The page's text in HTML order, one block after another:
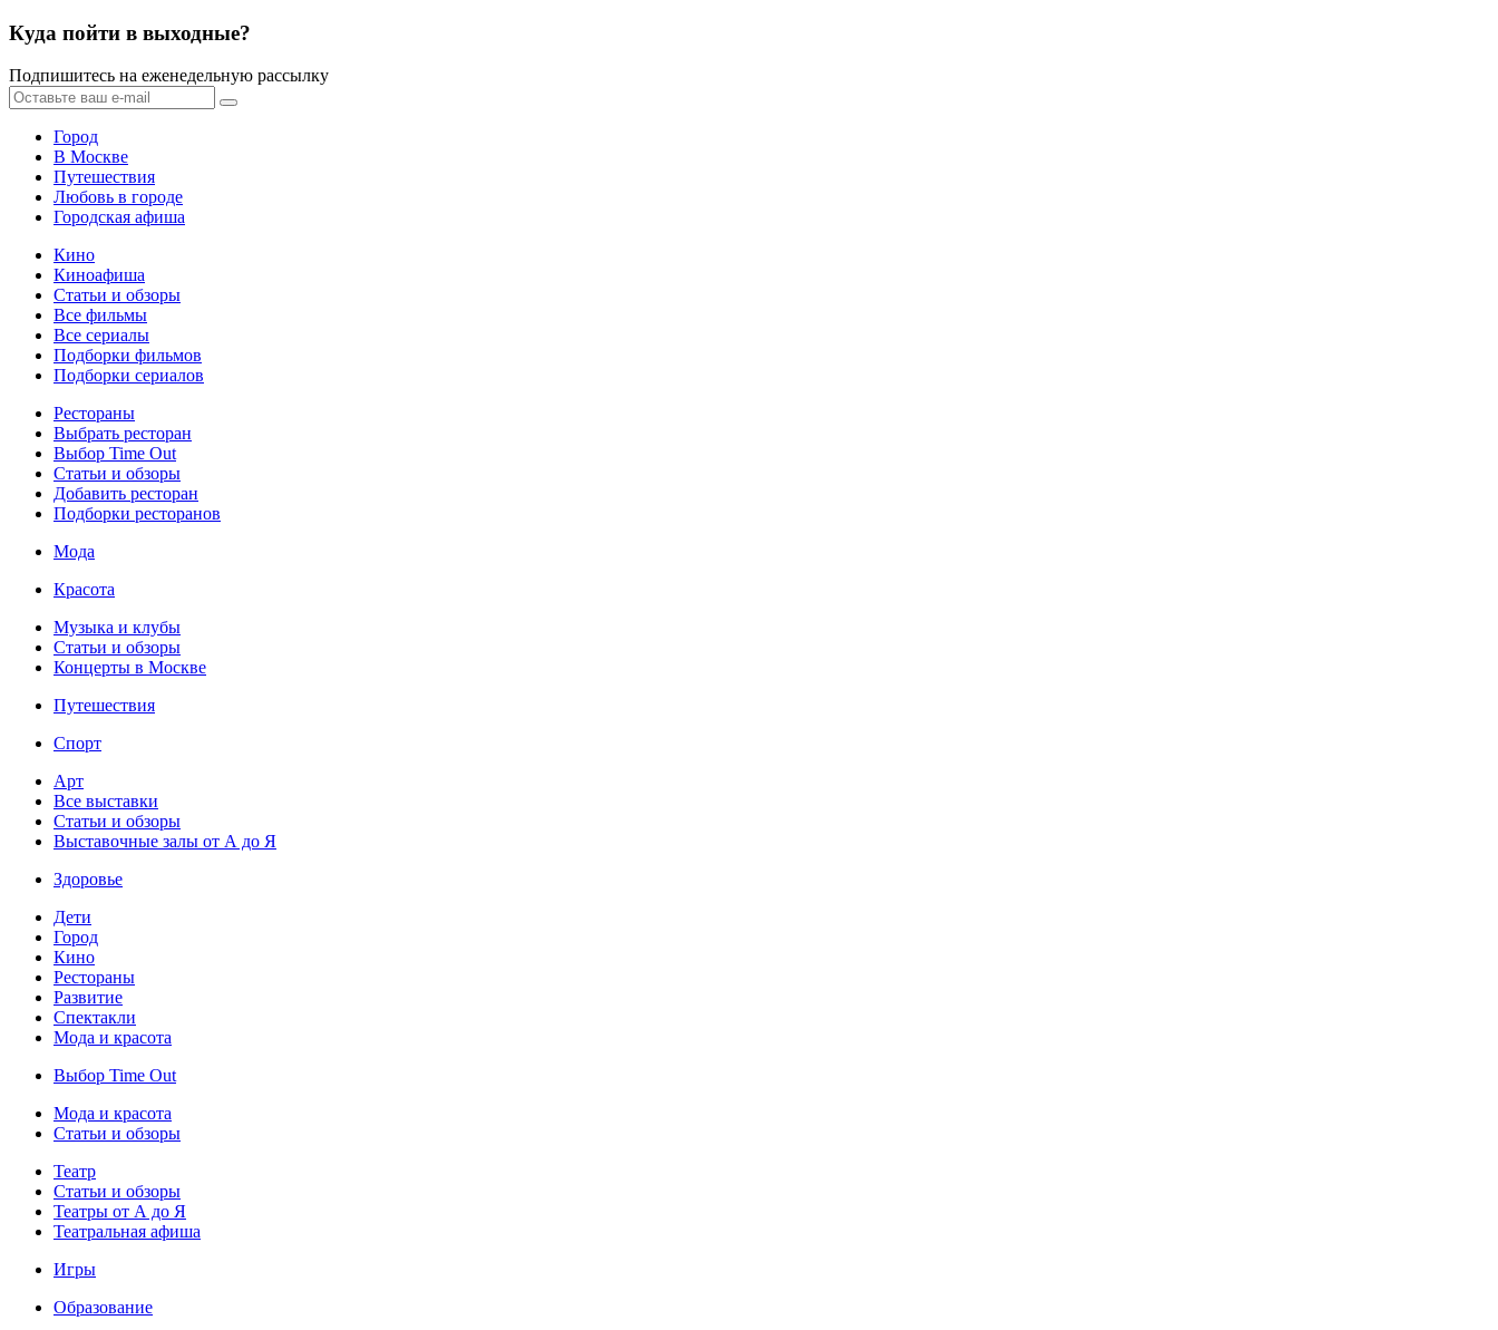
Куда пойти в выходные?
Подпишитесь на еженедельную рассылку
Город
В Москве
Путешествия
Любовь в городе
Городская афиша
Кино
Киноафиша
Статьи и обзоры
Все фильмы
Все сериалы
Подборки фильмов
Подборки сериалов
Рестораны
Выбрать ресторан
Выбор Time Out
Статьи и обзоры
Добавить ресторан
Подборки ресторанов
Мода
Красота
Музыка и клубы
Статьи и обзоры
Концерты в Москве
Путешествия
Спорт
Арт
Все выставки
Статьи и обзоры
Выставочные залы от А до Я
Здоровье
Дети
Город
Кино
Рестораны
Развитие
Спектакли
Мода и красота
Выбор Time Out
Мода и красота
Статьи и обзоры
Театр
Статьи и обзоры
Театры от А до Я
Театральная афиша
Игры
Образование